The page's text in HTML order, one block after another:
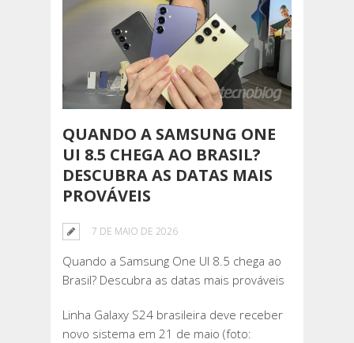
QUANDO A SAMSUNG ONE
UI 8.5 CHEGA AO BRASIL?
DESCUBRA AS DATAS MAIS
PROVÁVEIS
7 DE MAIO DE 2026
Quando a Samsung One UI 8.5 chega ao
Brasil? Descubra as datas mais prováveis
Linha Galaxy S24 brasileira deve receber
novo sistema em 21 de maio (foto: